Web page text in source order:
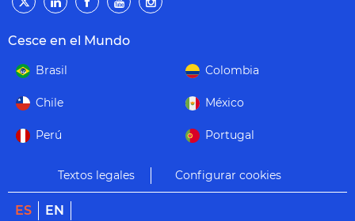
Cesce en el Mundo
Brasil Colombia
Chile México
Perú Portugal
Textos legales Configurar cookies
ES EN